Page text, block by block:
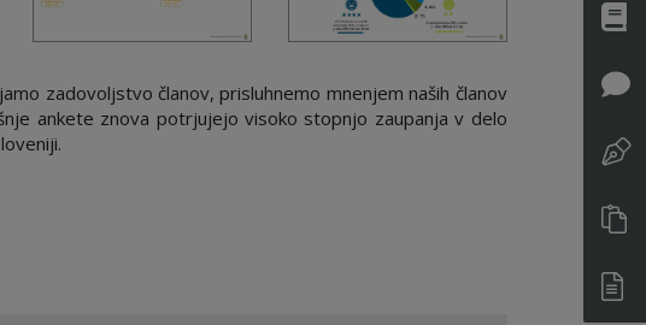
zadovoljstvo članov, prisluhnemo mnenjem naših članov
ankete znova potrjujejo visoko stopnjo zaupanja v delo